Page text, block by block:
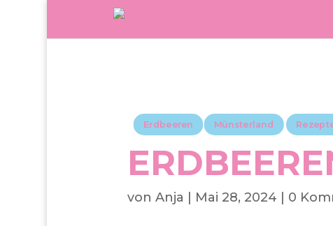
Erdbeeren Münsterland
vonAnja Mai 28, 2024 0